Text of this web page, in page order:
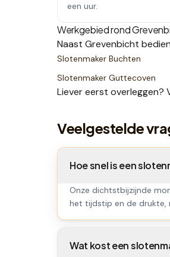
een uur.
Werkgebied rond
Naast Grevenbicht
Slotenmaker Buchten
Slotenmaker Guttecoven
Liever eerst overleggen?
Veelgestelde
Hoe snel is een
Onze dichtstbijzijnde
het tijdstip en de drukte,
Wat kost een